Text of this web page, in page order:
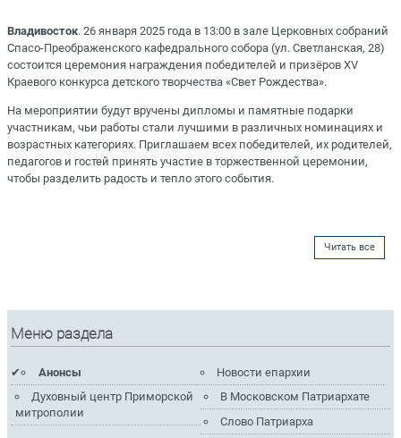
Владивосток. 26 января 2025 года в 13:00 в зале Церковных собраний
Спасо-Преображенского кафедрального собора (ул. Светланская, 28)
состоится церемония награждения победителей и призёров XV
Краевого конкурса детского творчества «Свет Рождества».
На мероприятии будут вручены дипломы и памятные подарки
участникам, чьи работы стали лучшими в различных номинациях и
возрастных категориях. Приглашаем всех победителей, их родителей,
педагогов и гостей принять участие в торжественной церемонии,
чтобы разделить радость и тепло этого события.
Читать все
Меню раздела
Анонсы
Новости епархии
Духовный центр Приморской
митрополии
В Московском Патриархате
Слово Патриарха